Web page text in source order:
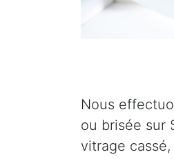
Nous
ou brisée sur
vitrage